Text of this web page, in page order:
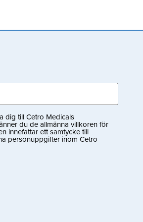
dig till Cetro Medicals
du de allmänna villkoren för
innefattar ett samtycke till
personuppgifter inom Cetro